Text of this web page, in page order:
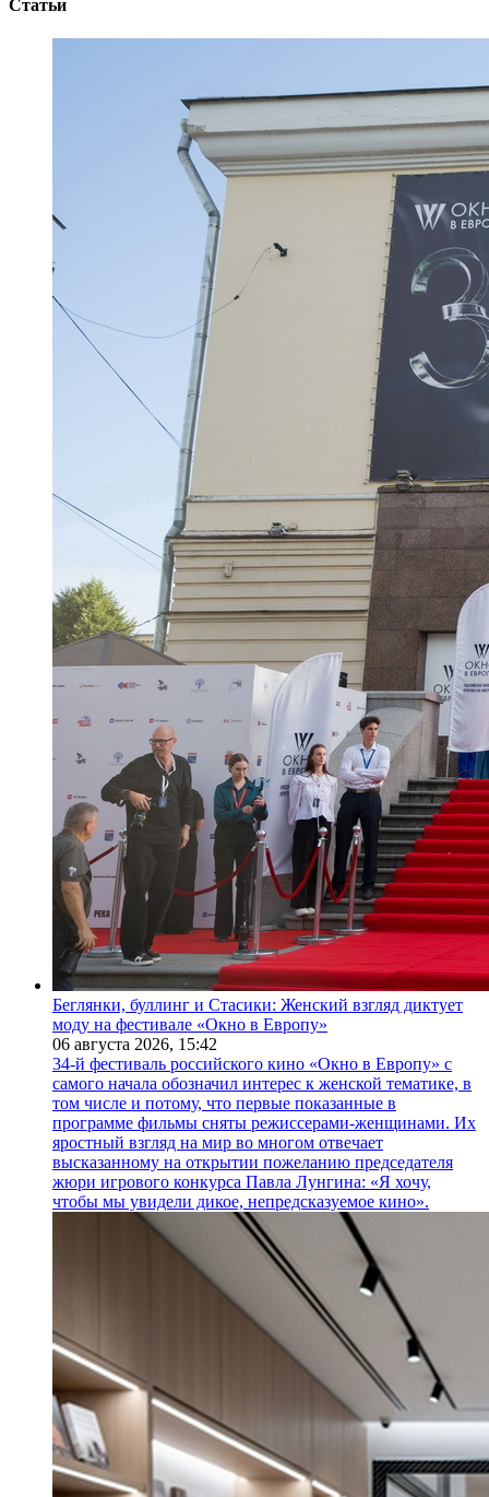
Статьи
Беглянки, буллинг и Стасики: Женский взгляд диктует
моду на фестивале «Окно в Европу»
06 августа 2026, 15:42
34-й фестиваль российского кино «Окно в Европу» с
самого начала обозначил интерес к женской тематике, в
том числе и потому, что первые показанные в
программе фильмы сняты режиссерами-женщинами. Их
яростный взгляд на мир во многом отвечает
высказанному на открытии пожеланию председателя
жюри игрового конкурса Павла Лунгина: «Я хочу,
чтобы мы увидели дикое, непредсказуемое кино».